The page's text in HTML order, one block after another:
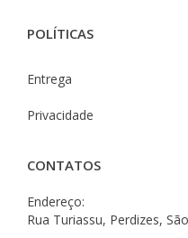
POLÍTICAS
Entrega
Privacidade
CONTATOS
Endereço:
Rua Turiassu, Perdizes,